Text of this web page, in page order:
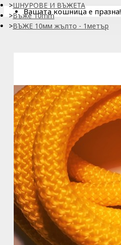
Вашата кошница е празна!
ШНУРОВЕ И ВЪЖЕТА
Въже 10mm
ВЪЖЕ 10мм жълто - 1метър